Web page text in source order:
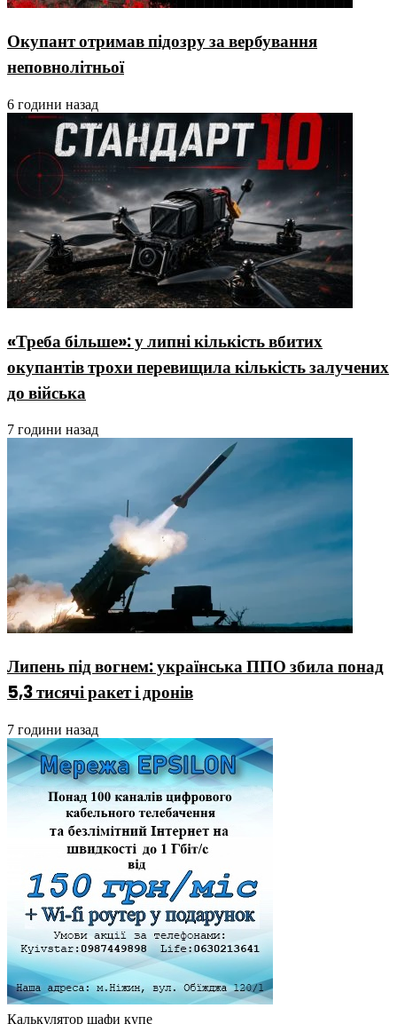
Окупант отримав підозру за вербування
неповнолітньої
6 години назад
«Треба більше»: у липні кількість вбитих
окупантів трохи перевищила кількість залучених
до війська
7 години назад
Липень під вогнем: українська ППО збила понад
5,3 тисячі ракет і дронів
7 години назад
Калькулятор шафи купе